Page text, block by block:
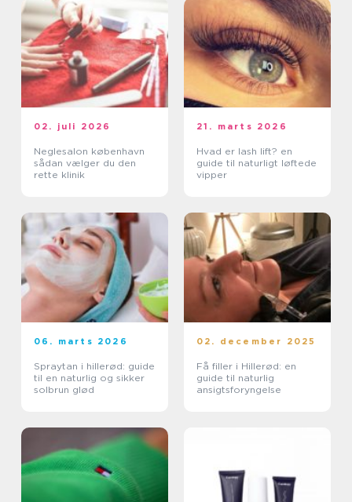
02. juli 2026
Neglesalon københavn
sådan vælger du den
rette klinik
21. marts 2026
Hvad er lash lift? en
guide til naturligt løftede
vipper
06. marts 2026
Spraytan i hillerød: guide
til en naturlig og sikker
solbrun glød
02. december 2025
Få filler i Hillerød: en
guide til naturlig
ansigtsforyngelse